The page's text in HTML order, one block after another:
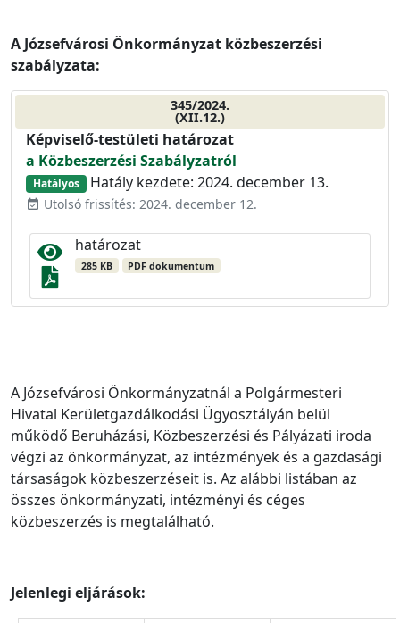
A Józsefvárosi Önkormányzat közbeszerzési
szabályzata:
345/2024.
(XII.12.)
Képviselő-testületi határozat
a Közbeszerzési Szabályzatról
Hatályos Hatály kezdete: 2024. december 13.
event_available Utolsó frissítés: 2024. december 12.
határozat
285 KB PDF dokumentum
A Józsefvárosi Önkormányzatnál a Polgármesteri
Hivatal Kerületgazdálkodási Ügyosztályán belül
működő Beruházási, Közbeszerzési és Pályázati iroda
végzi az önkormányzat, az intézmények és a gazdasági
társaságok közbeszerzéseit is. Az alábbi listában az
összes önkormányzati, intézményi és céges
közbeszerzés is megtalálható.
Jelenlegi eljárások: